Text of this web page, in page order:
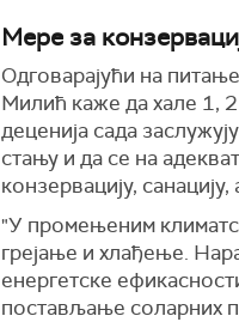
Мере за
Одговарајући на
Милић каже да хале 1, 2
деценија сада
стању и да се на
конзервацију, санацију,
"У промењеним
грејање и хлађење.
енергетске
постављање соларних